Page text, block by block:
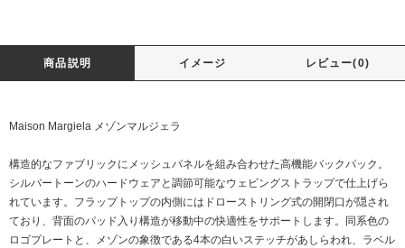
商品説明 イメージ レビュー(0)
Maison Margiela メゾンマルジェラ
構造的なファブリックにメッシュパネルを組み合わせた高機能バックパック。
シルバートーンのハードウェアと調節可能なウェビングストラップで仕上げら
れています。フラップトップの内側にはドローストリング式の開閉口が隠され
ており、背面のパッド入り構造が移動中の快適性をサポートします。同系色の
ロゴプレートと、メゾンの象徴である4本の白いステッチがあしらわれ、ラベル